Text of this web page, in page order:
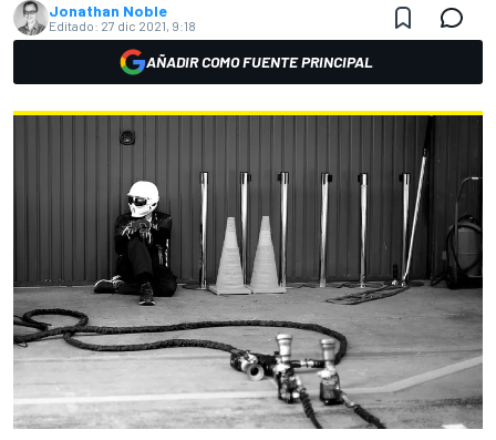
Jonathan Noble
Editado: 27 dic 2021, 9:18
AÑADIR COMO FUENTE PRINCIPAL